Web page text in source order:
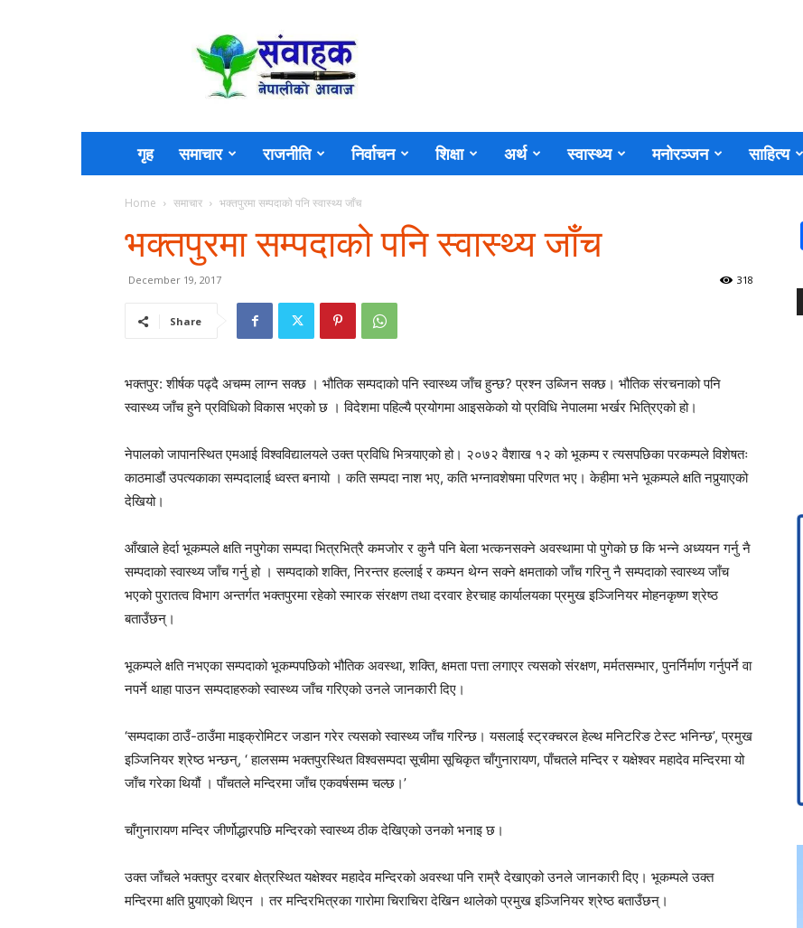
Sambahak
गृह समाचार राजनीति निर्वाचन शिक्षा अर्थ स्वास्थ्य मनोरञ्जन साहित्य
Home समाचार भक्तपुरमा सम्पदाको पनि स्वास्थ्य जाँच
भक्तपुरमा सम्पदाको पनि स्वास्थ्य जाँच
December 19, 2017 318
Share
भक्तपुर: शीर्षक पढ्दै अचम्म लाग्न सक्छ । भौतिक सम्पदाको पनि स्वास्थ्य जाँच हुन्छ? प्रश्न उब्जिन सक्छ। भौतिक संरचनाको पनि
स्वास्थ्य जाँच हुने प्रविधिको विकास भएको छ । विदेशमा पहिल्यै प्रयोगमा आइसकेको यो प्रविधि नेपालमा भर्खर भित्रिएको हो।
नेपालको जापानस्थित एमआई विश्वविद्यालयले उक्त प्रविधि भित्र्याएको हो। २०७२ वैशाख १२ को भूकम्प र त्यसपछिका परकम्पले विशेषतः
काठमाडौं उपत्यकाका सम्पदालाई ध्वस्त बनायो । कति सम्पदा नाश भए, कति भग्नावशेषमा परिणत भए। केहीमा भने भूकम्पले क्षति नपुर्‍याएको
देखियो।
आँखाले हेर्दा भूकम्पले क्षति नपुगेका सम्पदा भित्रभित्रै कमजोर र कुनै पनि बेला भत्कनसक्ने अवस्थामा पो पुगेको छ कि भन्ने अध्ययन गर्नु नै
सम्पदाको स्वास्थ्य जाँच गर्नु हो । सम्पदाको शक्ति, निरन्तर हल्लाई र कम्पन थेग्न सक्ने क्षमताको जाँच गरिनु नै सम्पदाको स्वास्थ्य जाँच
भएको पुरातत्व विभाग अन्तर्गत भक्तपुरमा रहेको स्मारक संरक्षण तथा दरवार हेरचाह कार्यालयका प्रमुख इञ्जिनियर मोहनकृष्ण श्रेष्ठ
बताउँछन्।
भूकम्पले क्षति नभएका सम्पदाको भूकम्पपछिको भौतिक अवस्था, शक्ति, क्षमता पत्ता लगाएर त्यसको संरक्षण, मर्मतसम्भार, पुनर्निर्माण गर्नुपर्ने वा
नपर्ने थाहा पाउन सम्पदाहरुको स्वास्थ्य जाँच गरिएको उनले जानकारी दिए।
‘सम्पदाका ठाउँ-ठाउँमा माइक्रोमिटर जडान गरेर त्यसको स्वास्थ्य जाँच गरिन्छ। यसलाई स्ट्रक्चरल हेल्थ मनिटरिङ टेस्ट भनिन्छ’, प्रमुख
इञ्जिनियर श्रेष्ठ भन्छन्, ‘ हालसम्म भक्तपुरस्थित विश्वसम्पदा सूचीमा सूचिकृत चाँगुनारायण, पाँचतले मन्दिर र यक्षेश्वर महादेव मन्दिरमा यो
जाँच गरेका थियौं । पाँचतले मन्दिरमा जाँच एकवर्षसम्म चल्छ।’
चाँगुनारायण मन्दिर जीर्णोद्धारपछि मन्दिरको स्वास्थ्य ठीक देखिएको उनको भनाइ छ।
उक्त जाँचले भक्तपुर दरबार क्षेत्रस्थित यक्षेश्वर महादेव मन्दिरको अवस्था पनि राम्रै देखाएको उनले जानकारी दिए। भूकम्पले उक्त
मन्दिरमा क्षति पुर्‍याएको थिएन । तर मन्दिरभित्रका गारोमा चिराचिरा देखिन थालेको प्रमुख इञ्जिनियर श्रेष्ठ बताउँछन्।